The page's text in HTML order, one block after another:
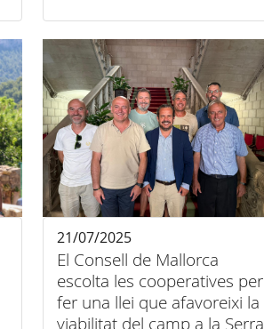
El Consell de Mallorca
escolta les cooperatives per
fer una llei que afavoreixi la
viabilitat del camp a la Serra
21/07/2025